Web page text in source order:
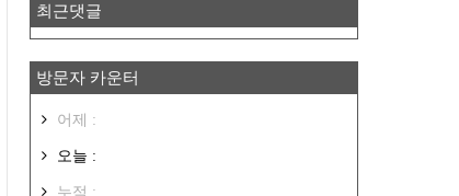
최근댓글
방문자 카운터
어제 :
오늘 :
누적 :